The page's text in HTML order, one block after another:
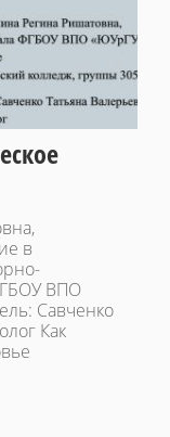
в
ВПО
Савченко
Как